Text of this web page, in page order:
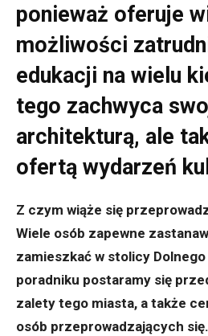
ponieważ oferuje
możliwości
edukacji na wielu
tego zachwyca
architekturą, ale
ofertą wydarzeń
Z czym wiąże się
Wiele osób zapewne
zamieszkać w stolicy Dolnego
poradniku postaramy się
zalety tego miasta, a także
osób przeprowadzających się.